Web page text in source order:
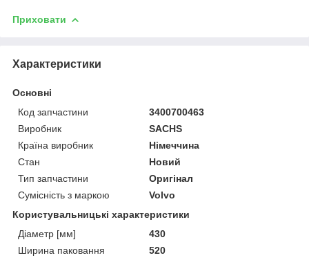
Приховати
Характеристики
Основні
Код запчастини
3400700463
Виробник
SACHS
Країна виробник
Німеччина
Стан
Новий
Тип запчастини
Оригінал
Сумісність з маркою
Volvo
Користувальницькі характеристики
Діаметр [мм]
430
Ширина паковання
520